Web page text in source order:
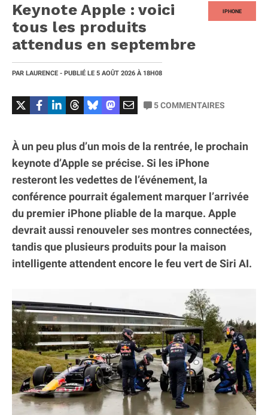
IPHONE
Keynote Apple : voici
tous les produits
attendus en septembre
PAR LAURENCE - PUBLIÉ LE 5 AOÛT 2026 À 18H08
5COMMENTAIRES
À un peu plus d’un mois de la rentrée, le prochain
keynote d’Apple se précise. Si les iPhone
resteront les vedettes de l’événement, la
conférence pourrait également marquer l’arrivée
du premier iPhone pliable de la marque. Apple
devrait aussi renouveler ses montres connectées,
tandis que plusieurs produits pour la maison
intelligente attendent encore le feu vert de Siri AI.